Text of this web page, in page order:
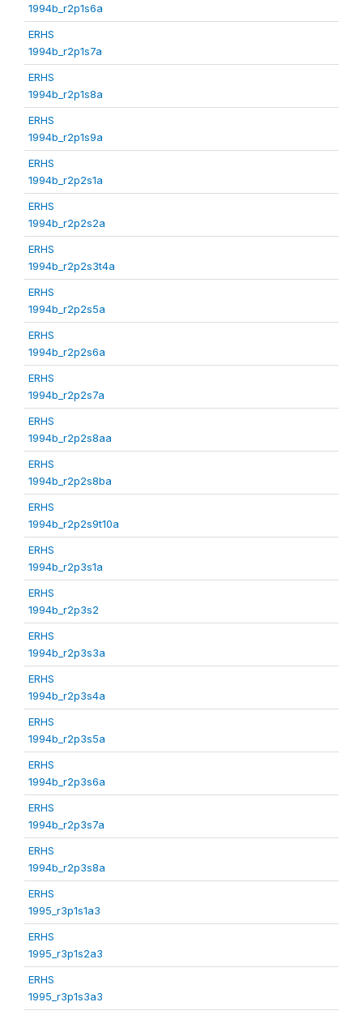
1994b_r2p1s6a
ERHS
1994b_r2p1s7a
ERHS
1994b_r2p1s8a
ERHS
1994b_r2p1s9a
ERHS
1994b_r2p2s1a
ERHS
1994b_r2p2s2a
ERHS
1994b_r2p2s3t4a
ERHS
1994b_r2p2s5a
ERHS
1994b_r2p2s6a
ERHS
1994b_r2p2s7a
ERHS
1994b_r2p2s8aa
ERHS
1994b_r2p2s8ba
ERHS
1994b_r2p2s9t10a
ERHS
1994b_r2p3s1a
ERHS
1994b_r2p3s2
ERHS
1994b_r2p3s3a
ERHS
1994b_r2p3s4a
ERHS
1994b_r2p3s5a
ERHS
1994b_r2p3s6a
ERHS
1994b_r2p3s7a
ERHS
1994b_r2p3s8a
ERHS
1995_r3p1s1a3
ERHS
1995_r3p1s2a3
ERHS
1995_r3p1s3a3